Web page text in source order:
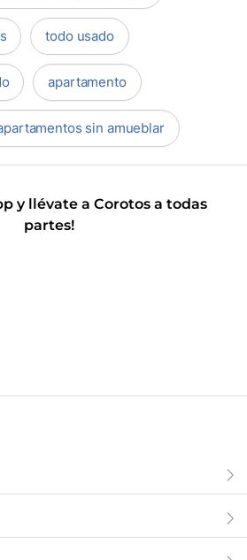
todo usado
apartamento
sin amueblar
y llévate a Corotos a todas
partes!